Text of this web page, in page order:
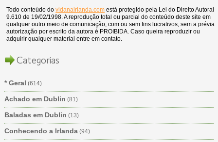
Todo conteúdo dovidanairlanda.com está protegido pela Lei do Direito Autoral
9.610 de 19/02/1998. A reprodução total ou parcial do conteúdo deste site em
qualquer outro meio de comunicação, com ou sem fins lucrativos, sem a prévia
autorização por escrito da autora é PROIBIDA. Caso queira reproduzir ou
adquirir qualquer material entre em contato.
Categorias
* Geral (614)
Achado em Dublin (81)
Baladas em Dublin (13)
Conhecendo a Irlanda(94)